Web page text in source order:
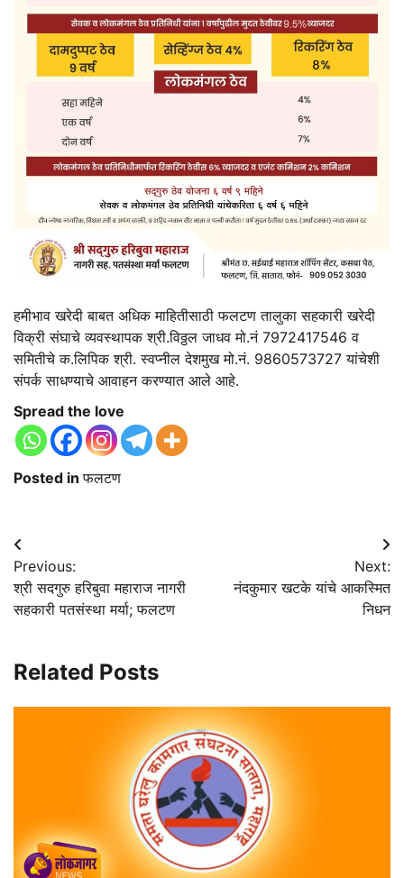
हमीभाव खरेदी बाबत अधिक माहितीसाठी फलटण तालुका सहकारी खरेदी
विक्री संघाचे व्यवस्थापक श्री.विठ्ठल जाधव मो.नं 7972417546 व
समितीचे क.लिपिक श्री. स्वप्नील देशमुख मो.नं. 9860573727 यांचेशी
संपर्क साधण्याचे आवाहन करण्यात आले आहे.
Spread the love
Posted inफलटण
Post
navigation
Previous:
श्री सदगुरु हरिबुवा महाराज नागरी
सहकारी पतसंस्था मर्या; फलटण
Next:
नंदकुमार खटके यांचे आकस्मित
निधन
Related Posts